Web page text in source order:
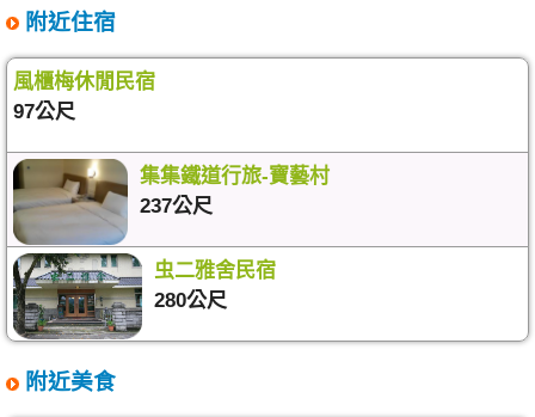
附近住宿
風櫃梅休閒民宿
97公尺
集集鐵道行旅-寶藝村
237公尺
虫二雅舍民宿
280公尺
附近美食